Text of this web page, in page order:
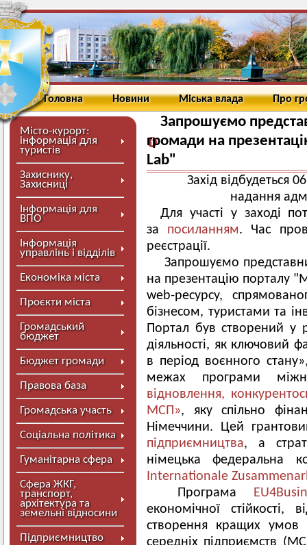
Головна Новини Міська влада Про
Місто-курорт:
інформація для
туристів
Захиснику,
Захисниці
Інформація для
ВПО
Інформація
управлінь і відділів
Економіка міста
Проєкти міста
Громадський
бюджет
Бюджет громади
Правова база
Громадська участь
Соціальна політика
Гуманітарна сфера
Сфера ЖКГ,
транспорт,
архітектура та
земельні відносини
Підприємництво
Запрошуємо
громади на
Lab"
Захід відбудеться
надання
Для участі у заході
за посиланням. Час
реєстрації.
Запрошуємо
на презентацію порталу
web-ресурсу,
бізнесом, туристами та
Портал був створений у
діяльності, як ключовий
в період воєнного
межах програми
відновлення,
МСП», яку спільно
Німеччини. Цей
підприємництва, а
німецька федеральна
Internationale
Програма
економічної стійкості,
створення кращих умов
середніх підприємств